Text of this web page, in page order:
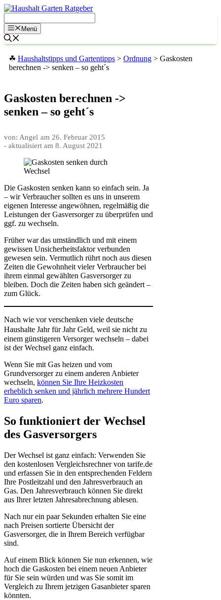
Zum
springenMenü
☘ Haushaltstipps und Gartentipps > Ordnung > Gaskosten
berechnen -> senken – so geht´s
Gaskosten berechnen ->
senken – so geht´s
von: Angel am 26. Februar 2015
- aktualisiert am 8. August 2021
Die Gaskosten senken kann so einfach sein. Ja
– wir Verbraucher sollten es uns in unserem
eigenen Interesse angewöhnen, regelmäßig die
Leistungen der Gasversorger zu überprüfen und
ggf. zu wechseln.
Früher war das umständlich und mit einem
gewissen Unsicherheitsfaktor verbunden
gewesen sein. Vermutlich rührt noch aus diesen
Zeiten die Gewohnheit vieler Verbraucher bei
ihrem einmal gewählten Gasversorger zu
bleiben. Doch die Zeiten haben sich geändert –
zum Glück.
Nach wie vor verschenken viele deutsche
Haushalte Jahr für Jahr Geld, weil sie nicht zu
einem günstigeren Versorger wechseln – dabei
ist der Wechsel ganz einfach.
Wenn Sie mit Gas heizen und vom
Grundversorger zu einem anderen Anbieter
wechseln, können Sie Ihre Heizkosten
erheblich senken und jährlich mehrere Hundert
Euro sparen.
So funktioniert der Wechsel
des Gasversorgers
Der Wechsel ist ganz einfach: Verwenden Sie
den kostenlosen Vergleichsrechner von tarife.de
und erfassen Sie in den entsprechenden Feldern
Ihre Postleitzahl und den Jahresverbrauch an
Gas. Den Jahresverbrauch können Sie direkt
aus Ihrer letzten Jahresabrechnung ablesen.
Nach nur ein paar Sekunden erhalten Sie eine
nach Preisen sortierte Übersicht der
Gasversorger, die in Ihrem Bereich verfügbar
sind.
Auf einem Blick können Sie nun erkennen, wie
hoch die Gaskosten bei einem neuen Anbieter
für Sie sein würden und was Sie somit im
Vergleich zu Ihrem jetzigen Gasanbieter sparen
könnten.